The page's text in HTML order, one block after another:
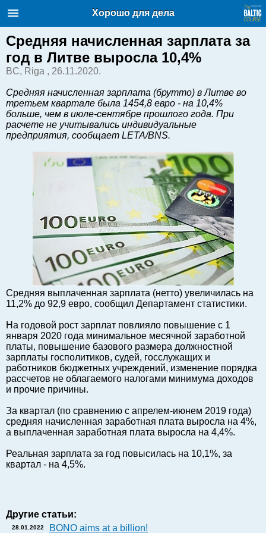
Балтийский курс. Новости и
аналитика
English
Очерки по новейшей истории
Латвии
Хорошо для дела
Аналитика
Инвестиции
Энергетика
Недвижимость
Финансы
Рынки и компании
Балтийский экспорт
Туризм
Советы юриста
ЕС - Балтия
Балтия - СНГ
Люди дела
Право
Круглый стол
Образование и наука
Экономическая история
Благотворительность
Форумы
Сергей Тюленев: студия
Хорошо для дела
Средняя начисленная зарплата за
год в Литве выросла 10,4%
BC, Riga , 26.11.2020.
Средняя начисленная зарплата (брутто) в Литве во
третьем квартале была 1454,8 евро - на 10,4%
больше, чем в июле-сентябре прошлого года. При
расчете не учитывались индивидуальные
предприятия, сообщает LETA/BNS.
Средняя выплаченная зарплата (нетто) увеличилась на
11,2% до 92,9 евро, сообщил Департамент статистики.
На годовой рост зарплат повлияло повышение с 1
января 2020 года минимальное месячной заработной
платы, повышение базового размера должностной
зарплаты госполитиков, судей, госслужащих и
работников бюджетных учреждений, изменение порядка
рассчетов не облагаемого налогами минимума доходов
и прочие причины.
За квартал (по сравнению с апрелем-июнем 2019 года)
средняя начисленная заработная плата выросла на 4%,
а выплаченная заработная плата выросла на 4,4%.
Реальная зарплата за год повысилась на 10,1%, за
квартал - на 4,5%.
Другие статьи:
28.01.2022 BONO aims at a billion!